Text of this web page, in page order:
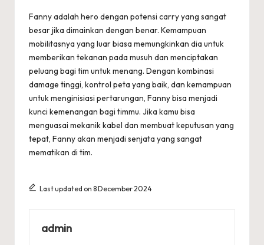
Fanny adalah hero dengan potensi carry yang sangat
besar jika dimainkan dengan benar. Kemampuan
mobilitasnya yang luar biasa memungkinkan dia untuk
memberikan tekanan pada musuh dan menciptakan
peluang bagi tim untuk menang. Dengan kombinasi
damage tinggi, kontrol peta yang baik, dan kemampuan
untuk menginisiasi pertarungan, Fanny bisa menjadi
kunci kemenangan bagi timmu. Jika kamu bisa
menguasai mekanik kabel dan membuat keputusan yang
tepat, Fanny akan menjadi senjata yang sangat
mematikan di tim.
Last updated on 8 December 2024
admin